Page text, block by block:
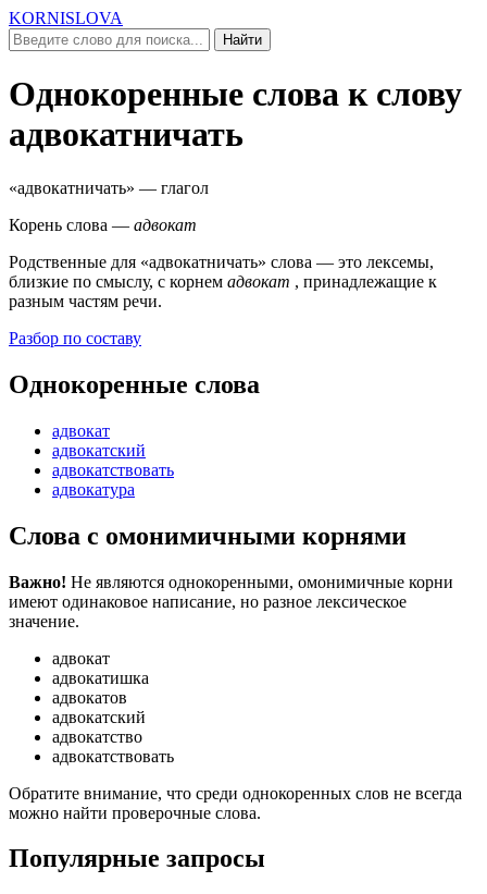
KORNISLOVA
Найти
Однокоренные слова к слову
адвокатничать
«адвокатничать» — глагол
Корень слова — адвокат
Родственные для «адвокатничать» слова — это лексемы,
близкие по смыслу, c корнем адвокат , принадлежащие к
разным частям речи.
Разбор по составу
Однокоренные слова
адвокат
адвокатский
адвокатствовать
адвокатура
Слова с омонимичными корнями
Важно! Не являются однокоренными, омонимичные корни
имеют одинаковое написание, но разное лексическое
значение.
адвокат
адвокатишка
адвокатов
адвокатский
адвокатство
адвокатствовать
Обратите внимание, что среди однокоренных слов не всегда
можно найти проверочные слова.
Популярные запросы